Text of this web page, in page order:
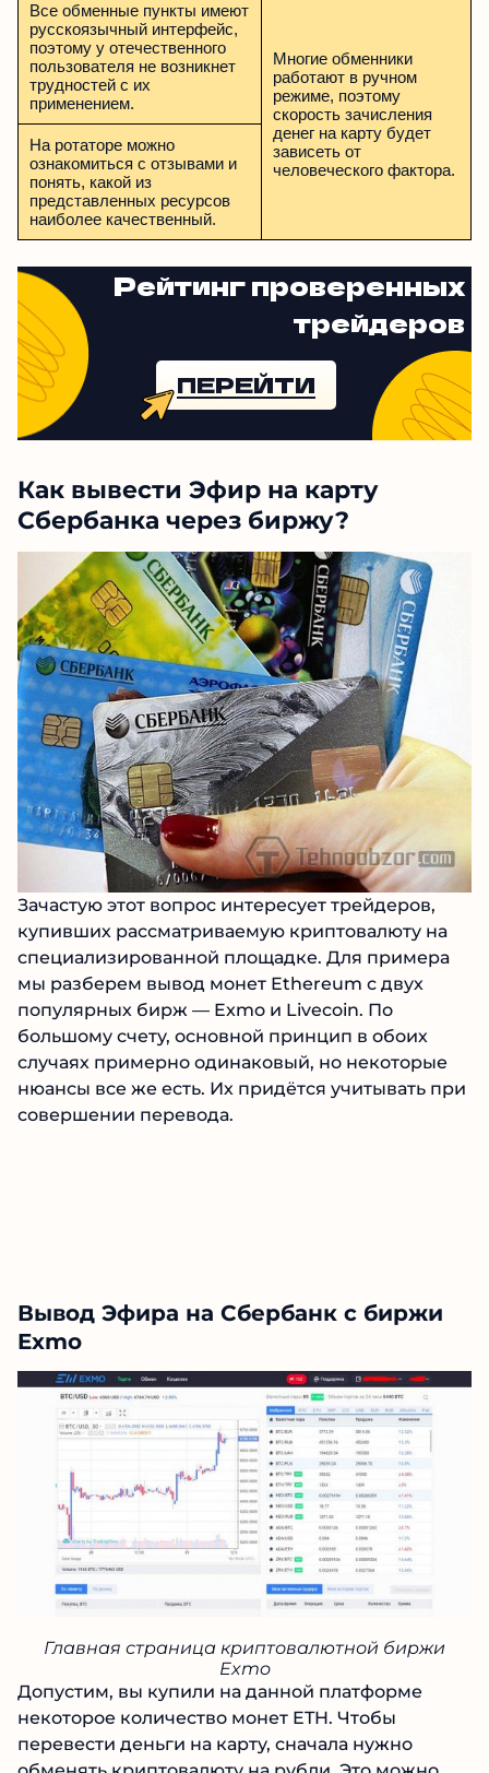
Все обменные пункты имеют
русскоязычный интерфейс,
поэтому у отечественного
пользователя не возникнет
трудностей с их
применением.
Многие обменники
работают в ручном
режиме, поэтому
скорость зачисления
денег на карту будет
зависеть от
человеческого фактора.
На ротаторе можно
ознакомиться с отзывами и
понять, какой из
представленных ресурсов
наиболее качественный.
Рейтинг проверенных
трейдеров
ПЕРЕЙТИ
Как вывести Эфир на карту
Сбербанка через биржу?
Зачастую этот вопрос интересует трейдеров,
купивших рассматриваемую криптовалюту на
специализированной площадке. Для примера
мы разберем вывод монет Ethereum с двух
популярных бирж — Exmo и Livecoin. По
большому счету, основной принцип в обоих
случаях примерно одинаковый, но некоторые
нюансы все же есть. Их придётся учитывать при
совершении перевода.
Вывод Эфира на Сбербанк с биржи
Exmo
Главная страница криптовалютной биржи
Exmo
Допустим, вы купили на данной платформе
некоторое количество монет ETH. Чтобы
перевести деньги на карту, сначала нужно